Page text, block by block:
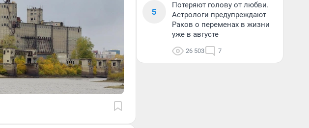
5
Потеряют голову от любви.
Астрологи предупреждают
Раков о переменах в жизни
уже в августе
26 503 7